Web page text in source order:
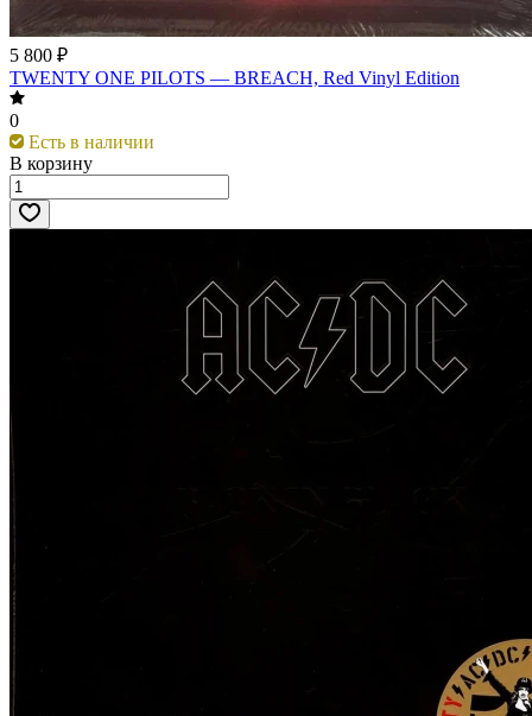
5 800 ₽
TWENTY ONE PILOTS — BREACH, Red Vinyl Edition
0
Есть в наличии
В корзину